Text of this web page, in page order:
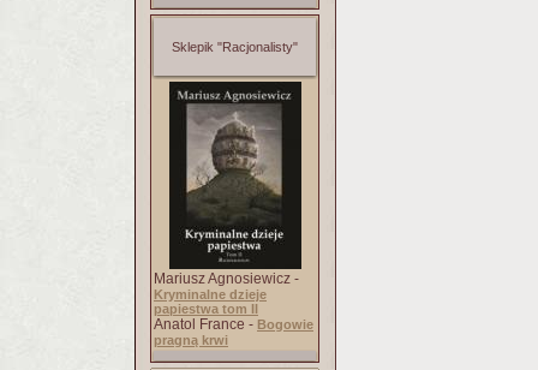
Sklepik "Racjonalisty"
Mariusz Agnosiewicz -
Kryminalne dzieje
papiestwa tom II
Anatol France - Bogowie
pragną krwi